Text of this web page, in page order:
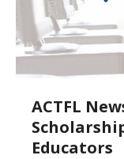
ACTFL
Educators